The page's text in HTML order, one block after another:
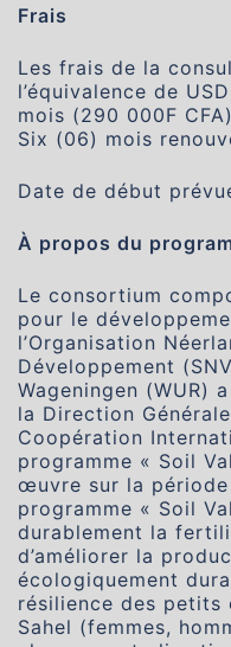
Frais
Les frais de la
l’équivalence de
mois (290 000F
Six (06) mois
Date de début
À propos du
Le consortium
pour le
l’Organisation
Développement
Wageningen (WUR)
la Direction
Coopération
programme « Soil
œuvre sur la
programme « Soil
durablement la
d’améliorer la
écologiquement
résilience des petits
Sahel (femmes,